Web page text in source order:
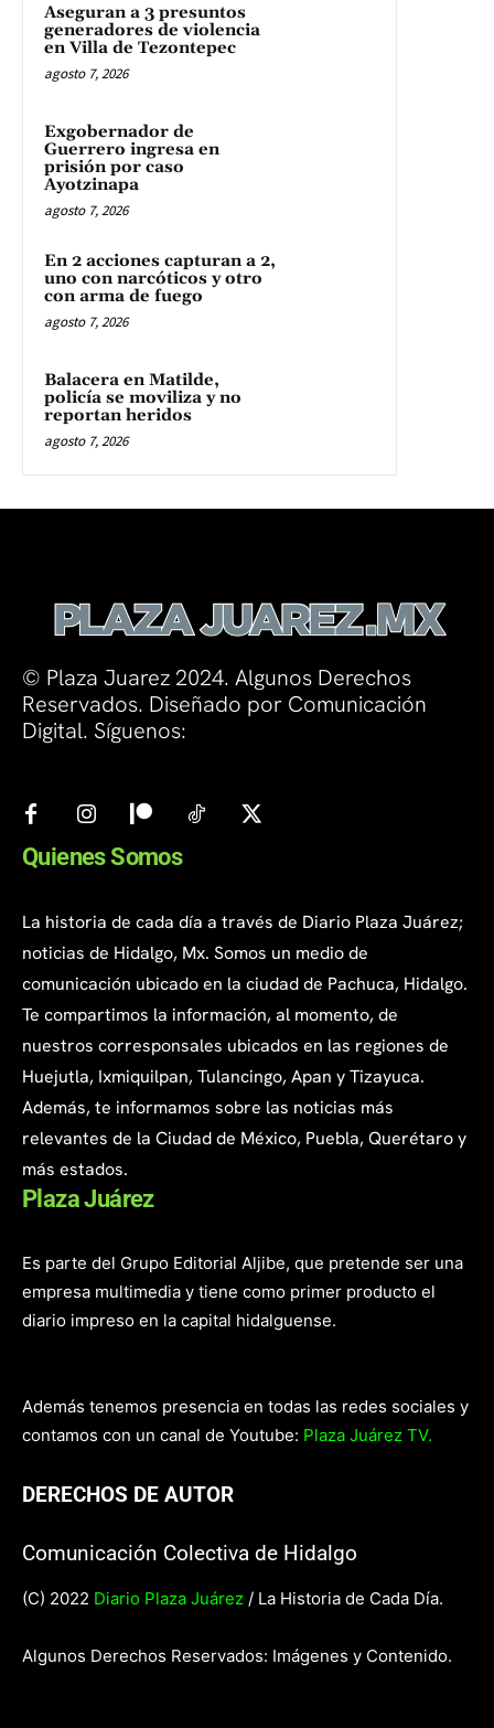
Aseguran a 3 presuntos
generadores de violencia
en Villa de Tezontepec
agosto 7, 2026
Exgobernador de
Guerrero ingresa en
prisión por caso
Ayotzinapa
agosto 7, 2026
En 2 acciones capturan a 2,
uno con narcóticos y otro
con arma de fuego
agosto 7, 2026
Balacera en Matilde,
policía se moviliza y no
reportan heridos
agosto 7, 2026
© Plaza Juarez 2024. Algunos Derechos
Reservados. Diseñado por Comunicación
Digital. Síguenos:
Quienes Somos
La historia de cada día a través de Diario Plaza Juárez;
noticias de Hidalgo, Mx. Somos un medio de
comunicación ubicado en la ciudad de Pachuca, Hidalgo.
Te compartimos la información, al momento, de
nuestros corresponsales ubicados en las regiones de
Huejutla, Ixmiquilpan, Tulancingo, Apan y Tizayuca.
Además, te informamos sobre las noticias más
relevantes de la Ciudad de México, Puebla, Querétaro y
más estados.
Plaza Juárez
Es parte del Grupo Editorial Aljibe, que pretende ser una
empresa multimedia y tiene como primer producto el
diario impreso en la capital hidalguense.
Además tenemos presencia en todas las redes sociales y
contamos con un canal de Youtube: Plaza Juárez TV.
DERECHOS DE AUTOR
Comunicación Colectiva de Hidalgo
(C) 2022 Diario Plaza Juárez / La Historia de Cada Día.
Algunos Derechos Reservados: Imágenes y Contenido.